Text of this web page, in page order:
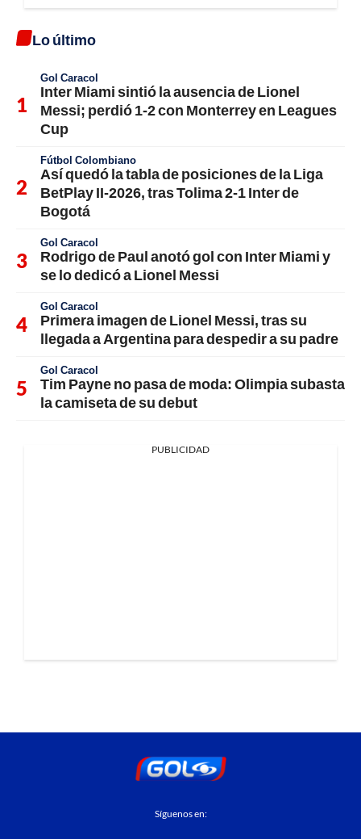
Lo último
Gol Caracol
Inter Miami sintió la ausencia de Lionel
Messi; perdió 1-2 con Monterrey en Leagues
Cup
Fútbol Colombiano
Así quedó la tabla de posiciones de la Liga
BetPlay II-2026, tras Tolima 2-1 Inter de
Bogotá
Gol Caracol
Rodrigo de Paul anotó gol con Inter Miami y
se lo dedicó a Lionel Messi
Gol Caracol
Primera imagen de Lionel Messi, tras su
llegada a Argentina para despedir a su padre
Gol Caracol
Tim Payne no pasa de moda: Olimpia subasta
la camiseta de su debut
PUBLICIDAD
Síguenos en: